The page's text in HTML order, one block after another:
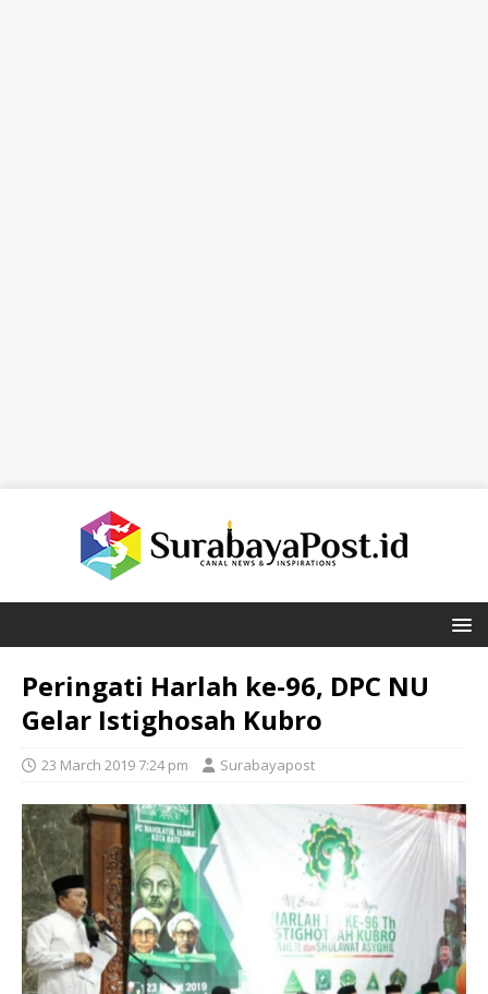
Peringati Harlah ke-96, DPC NU
Gelar Istighosah Kubro
23 March 2019 7:24 pm Surabayapost